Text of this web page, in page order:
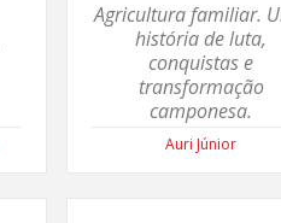
Agricultura familiar.
história de luta,
conquistas e
transformação
camponesa.
Auri Júnior